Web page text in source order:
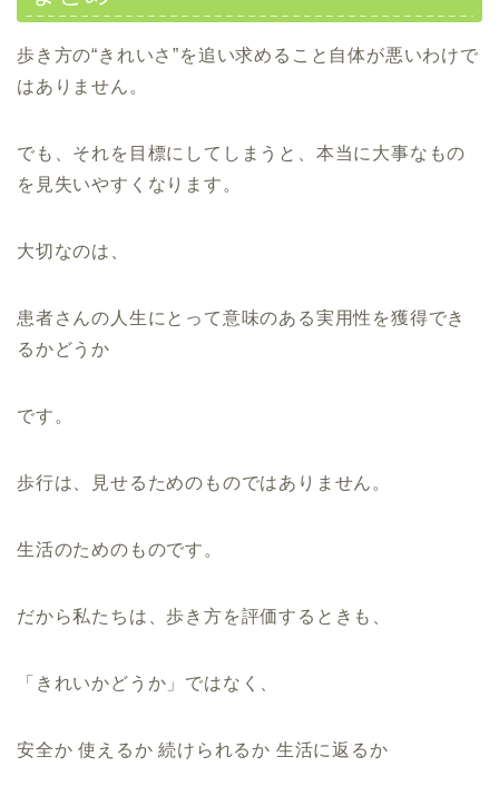
歩き方の“きれいさ”を追い求めること自体が悪いわけで
はありません。
でも、それを目標にしてしまうと、本当に大事なもの
を見失いやすくなります。
大切なのは、
患者さんの人生にとって意味のある実用性を獲得でき
るかどうか
です。
歩行は、見せるためのものではありません。
生活のためのものです。
だから私たちは、歩き方を評価するときも、
「きれいかどうか」ではなく、
安全か 使えるか 続けられるか 生活に返るか